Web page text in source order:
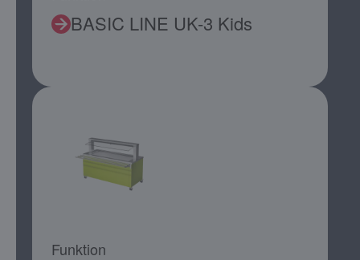
BASIC LINE UK-3 Kids
Funktion